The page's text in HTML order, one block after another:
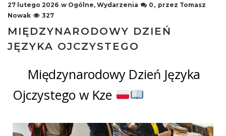
27 lutego 2026 w Ogólne, Wydarzenia 0 przez Tomasz
Nowak
327
MIĘDZYNARODOWY DZIEŃ
JĘZYKA OJCZYSTEGO
Międzynarodowy Dzień Języka
Ojczystego w Kze